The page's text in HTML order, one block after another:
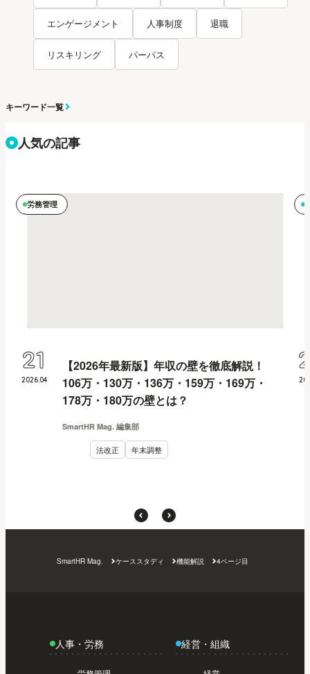
エンゲージメント 人事制度 退職
リスキリング パーパス
キーワード一覧
人気の記事
労務管理
【2026年最新版】年収の壁を徹底解説！
106万・130万・136万・159万・169万・
178万・180万の壁とは？
SmartHR Mag. 編集部
法改正 年末調整
2026.04
21
SmartHR Mag. ケーススタディ 機能解説 4ページ目
人事・労務 経営・組織